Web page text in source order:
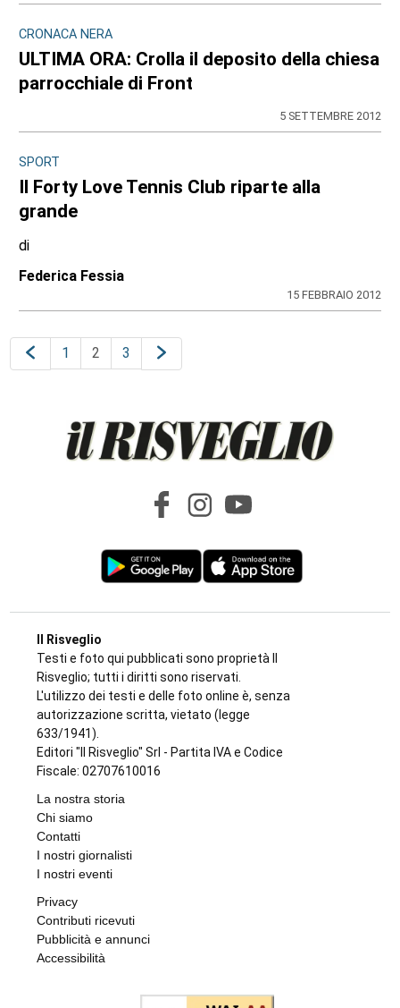
CRONACA NERA
ULTIMA ORA: Crolla il deposito della chiesa
parrocchiale di Front
5 SETTEMBRE 2012
SPORT
Il Forty Love Tennis Club riparte alla
grande
di
Federica Fessia
15 FEBBRAIO 2012
1 2 3
Il Risveglio
Testi e foto qui pubblicati sono proprietà Il
Risveglio; tutti i diritti sono riservati.
L'utilizzo dei testi e delle foto online è, senza
autorizzazione scritta, vietato (legge
633/1941).
Editori "Il Risveglio" Srl - Partita IVA e Codice
Fiscale: 02707610016
La nostra storia
Chi siamo
Contatti
I nostri giornalisti
I nostri eventi
Privacy
Contributi ricevuti
Pubblicità e annunci
Accessibilità